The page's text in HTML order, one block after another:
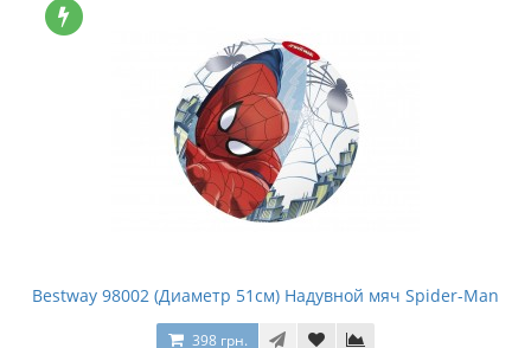
Bestway 98002 (Диаметр 51см) Надувной мяч Spider-Man
398 грн.